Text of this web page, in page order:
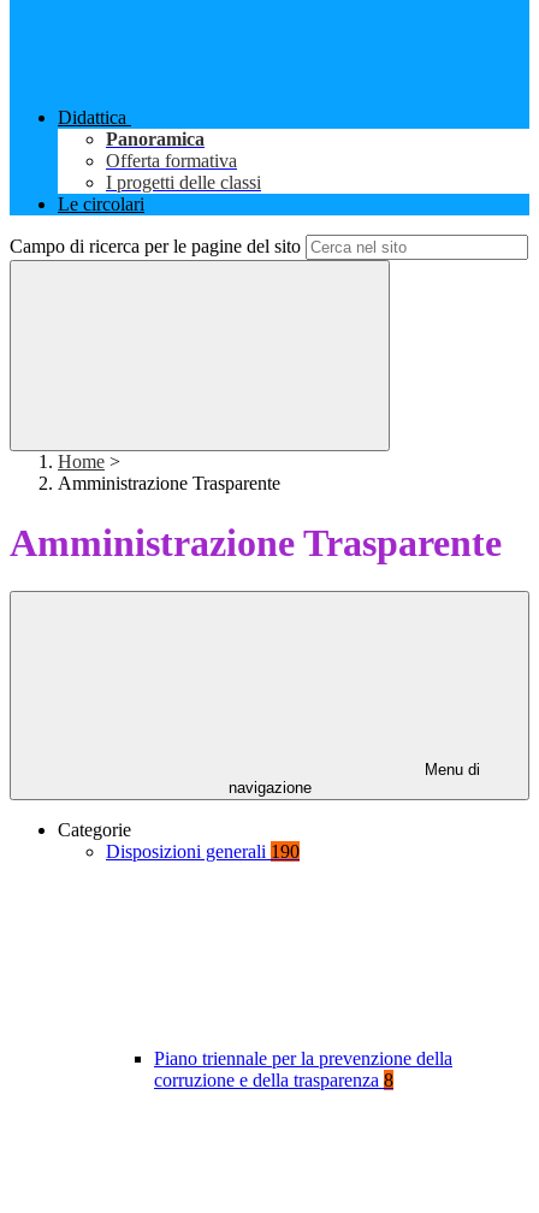
Didattica
Panoramica
Offerta formativa
I progetti delle classi
Le circolari
Campo di ricerca per le pagine del sito
Home >
Amministrazione Trasparente
Amministrazione Trasparente
Menu di
navigazione
Categorie
Disposizioni generali 190
Piano triennale per la prevenzione della
corruzione e della trasparenza 8